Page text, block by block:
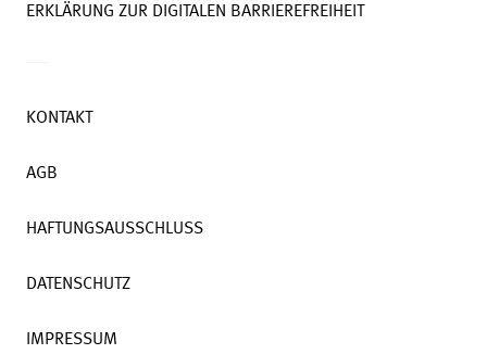
ERKLÄRUNG ZUR DIGITALEN BARRIEREFREIHEIT
KONTAKT
AGB
HAFTUNGSAUSSCHLUSS
DATENSCHUTZ
IMPRESSUM